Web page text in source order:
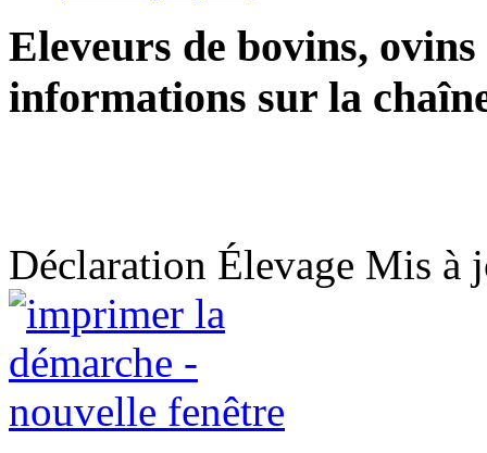
Eleveurs de bovins,
informations sur la
Déclaration Élevage Mis à